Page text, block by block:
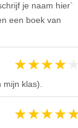
je naam hier`
een boek van
★★★★
klas).
★★★★